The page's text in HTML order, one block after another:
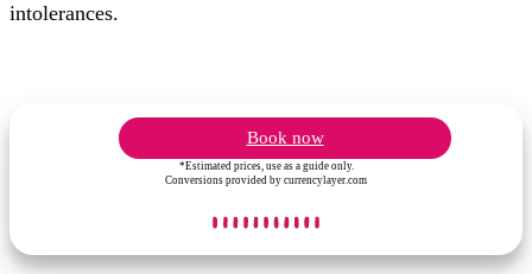
intolerances.
Book now
*Estimated prices, use as a guide only.
Conversions provided by currencylayer.com